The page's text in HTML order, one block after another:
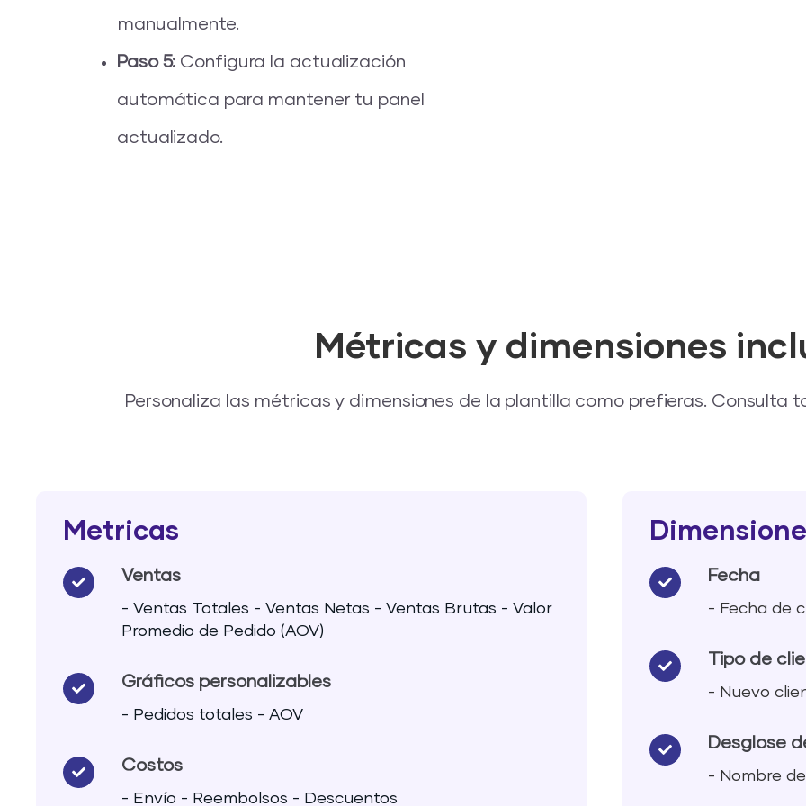
manualmente.
Paso 5: Configura la actualización
automática para mantener tu panel
actualizado.
Métricas y dimensiones
Personaliza las métricas y dimensiones de la plantilla como prefieras. Consulta
Metricas
Ventas
- Ventas Totales - Ventas Netas - Ventas Brutas - Valor
Promedio de Pedido (AOV)
Gráficos personalizables
- Pedidos totales - AOV
Costos
- Envío - Reembolsos - Descuentos
Fecha
- Fecha de
Tipo de
- Nuevo
Desglose
- Nombre